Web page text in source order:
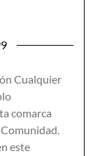
Cualquier
comarca
este